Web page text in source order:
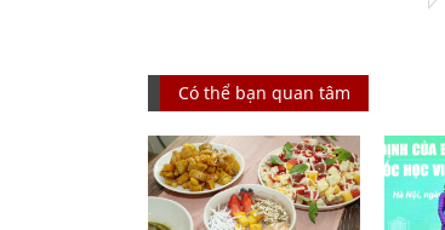
Có thể bạn quan tâm